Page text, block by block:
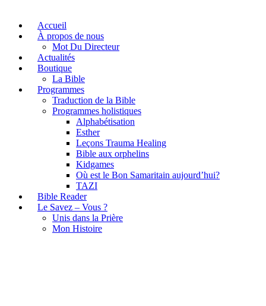
Accueil
À propos de nous
Mot Du Directeur
Actualités
Boutique
La Bible
Programmes
Traduction de la Bible
Programmes holistiques
Alphabétisation
Esther
Leçons Trauma Healing
Bible aux orphelins
Kidgames
Où est le Bon Samaritain aujourd’hui?
TAZI
Bible Reader
Le Savez – Vous ?
Unis dans la Prière
Mon Histoire